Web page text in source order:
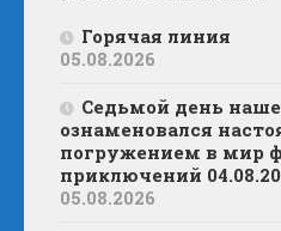
Горячая линия
05.08.2026
Седьмой день
ознаменовался
погружением в мир
приключений
05.08.2026